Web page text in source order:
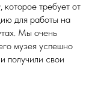
требует от
для работы на
Мы очень
музея успешно
получили свои